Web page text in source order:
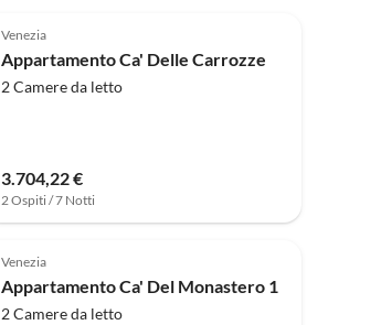
Venezia
Appartamento Ca' Delle Carrozze
2 Camere da letto
3.704,22 €
2 Ospiti / 7 Notti
Venezia
Appartamento Ca' Del Monastero 1
2 Camere da letto